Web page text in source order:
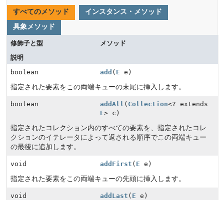
すべてのメソッド
インスタンス・メソッド
具象メソッド
修飾子と型
メソッド
説明
boolean
add ( E e)
指定された要素をこの両端キューの末尾に挿入します。
boolean addAll ( Collection<? extends
E> c)
指定されたコレクション内のすべての要素を、指定されたコレ
クションのイテレータによって返される順序でこの両端キュー
の最後に追加します。
void addFirst ( E e)
指定された要素をこの両端キューの先頭に挿入します。
void addLast ( E e)